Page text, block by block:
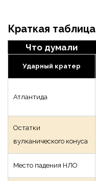
Краткая таблица
Что думали
Ударный кратер
Атлантида
Остатки
вулканического конуса
Место падения НЛО